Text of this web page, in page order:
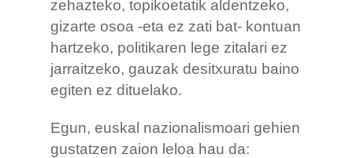
zehazteko, topikoetatik aldentzeko,
gizarte osoa -eta ez zati bat- kontuan
hartzeko, politikaren lege zitalari ez
jarraitzeko, gauzak desitxuratu baino
egiten ez dituelako.
Egun, euskal nazionalismoari gehien
gustatzen zaion leloa hau da: